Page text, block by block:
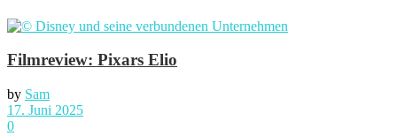
Filmreview: Pixars Elio
by Sam
17. Juni 2025
0